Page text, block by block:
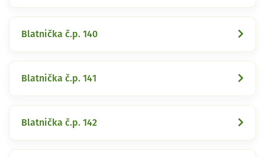
Blatnička č.p. 140
Blatnička č.p. 141
Blatnička č.p. 142